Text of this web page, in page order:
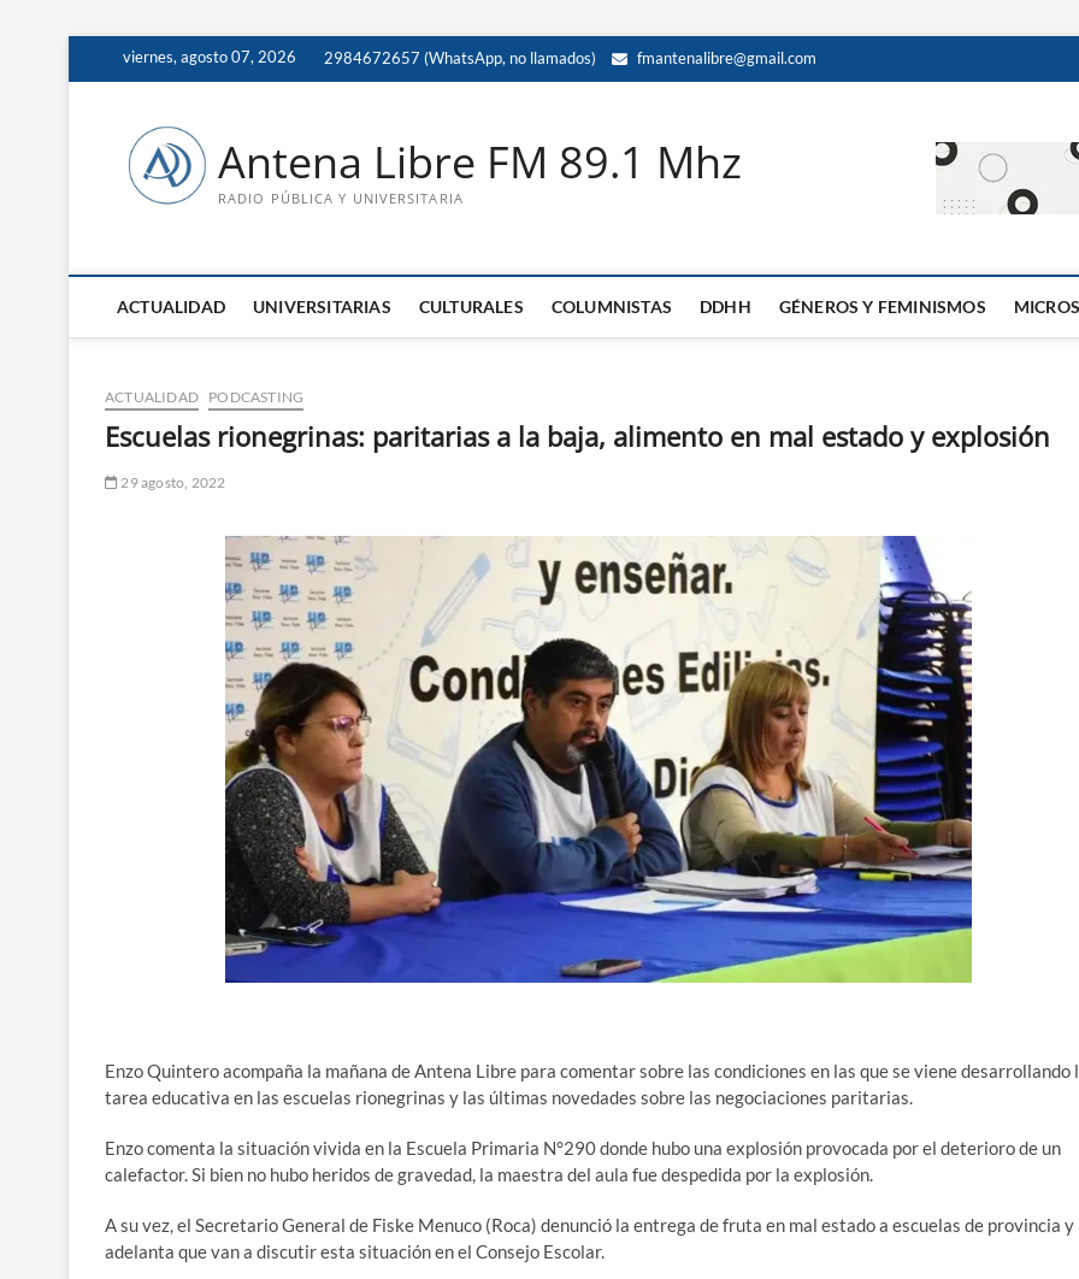
viernes, agosto 07, 2026 2984672657 (WhatsApp, no llamados) fmantenalibre@gmail.com
Antena Libre FM 89.1 Mhz
RADIO PÚBLICA Y UNIVERSITARIA
ACTUALIDAD UNIVERSITARIAS CULTURALES COLUMNISTAS DDHH GÉNEROS Y FEMINISMOS MICROS
ACTUALIDAD PODCASTING
Escuelas rionegrinas: paritarias a la baja, alimento en mal estado y explosión
29 agosto, 2022
Enzo Quintero acompaña la mañana de Antena Libre para comentar sobre las condiciones en las que se viene desarrollando
tarea educativa en las escuelas rionegrinas y las últimas novedades sobre las negociaciones paritarias.
Enzo comenta la situación vivida en la Escuela Primaria N°290 donde hubo una explosión provocada por el deterioro de un
calefactor. Si bien no hubo heridos de gravedad, la maestra del aula fue despedida por la explosión.
A su vez, el Secretario General de Fiske Menuco (Roca) denunció la entrega de fruta en mal estado a escuelas de provincia y
adelanta que van a discutir esta situación en el Consejo Escolar.